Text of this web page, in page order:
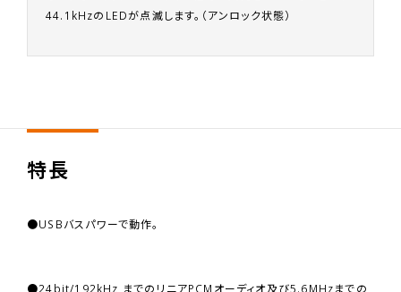
44.1kHzのLEDが点滅します。（アンロック状態）
特長
●USBバスパワーで動作。